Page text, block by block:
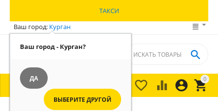
ТАКСИ
Ваш город: Курган
Ваш город - Курган?
ДА
ВЫБЕРИТЕ ДРУГОЙ
0


 

 МЕНЮ